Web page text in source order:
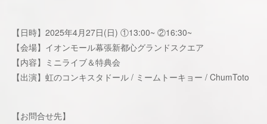
【日時】2025年4月27日(日) ①13:00~ ②16:30~
【会場】イオンモール幕張新都心グランドスクエア
【内容】ミニライブ＆特典会
【出演】虹のコンキスタドール / ミームトーキョー / ChumToto
【お問合せ先】